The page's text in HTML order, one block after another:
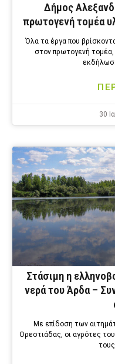
Δήμος
πρωτογενή τομέα
Όλα τα έργα που
στον πρωτογενή
30
Στάσιμη η
νερά του Άρδα –
Με επίδοση των
Ορεστιάδας, οι αγρότες